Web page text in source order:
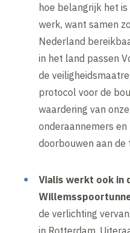
hoe belangrijk het
werk, want samen
Nederland
in het land passen
de
protocol voor de
waardering van
onderaannemers
doorbouwen aan
Vialis werkt ook in
de verlichting
in Rotterdam.